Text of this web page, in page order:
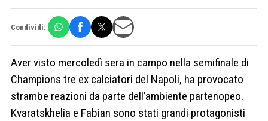
Condividi:
Aver visto mercoledì sera in campo nella semifinale di
Champions tre ex calciatori del Napoli, ha provocato
strambe reazioni da parte dell’ambiente partenopeo.
Kvaratskhelia e Fabian sono stati grandi protagonisti